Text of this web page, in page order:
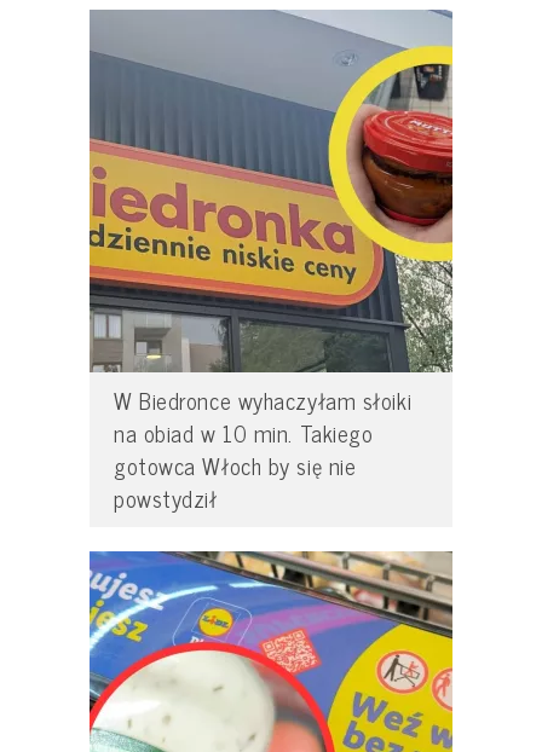
W Biedronce wyhaczyłam słoiki
na obiad w 10 min. Takiego
gotowca Włoch by się nie
powstydził